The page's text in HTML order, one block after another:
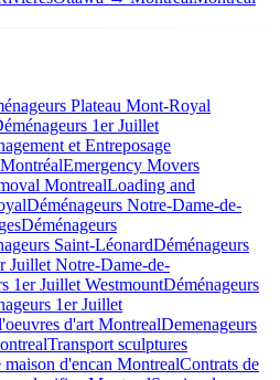
Plateau Mont-Royal
1er Juillet
et Entreposage
Emergency Movers
MontrealLoading and
Déménageurs Notre-Dame-de-
Déménageurs
Saint-LéonardDéménageurs
Juillet Notre-Dame-de-
1er Juillet WestmountDéménageurs
1er Juillet
d'art MontrealDemenageurs
Transport sculptures
maison d'encan MontrealContrats de